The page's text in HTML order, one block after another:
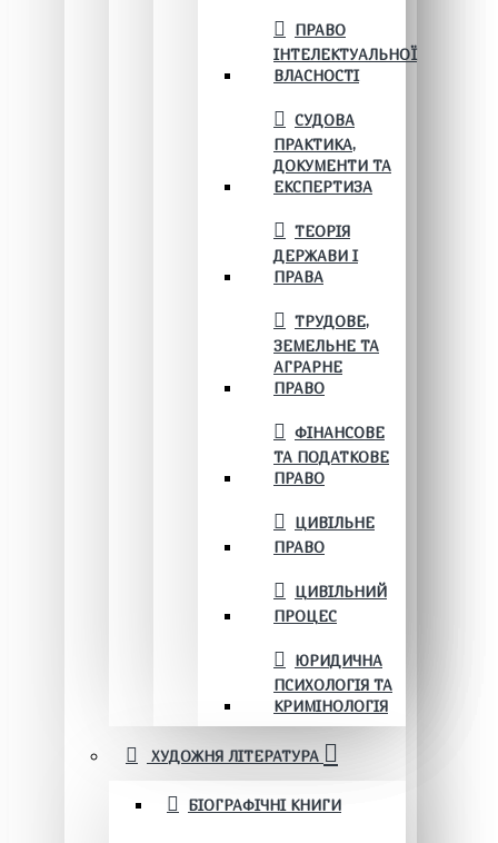
ПРАВО
ІНТЕЛЕКТУАЛЬНОЇ
ВЛАСНОСТІ
СУДОВА
ПРАКТИКА,
ДОКУМЕНТИ ТА
ЕКСПЕРТИЗА
ТЕОРІЯ
ДЕРЖАВИ І
ПРАВА
ТРУДОВЕ,
ЗЕМЕЛЬНЕ ТА
АГРАРНЕ
ПРАВО
ФІНАНСОВЕ
ТА ПОДАТКОВЕ
ПРАВО
ЦИВІЛЬНЕ
ПРАВО
ЦИВІЛЬНИЙ
ПРОЦЕС
ЮРИДИЧНА
ПСИХОЛОГІЯ ТА
КРИМІНОЛОГІЯ
ХУДОЖНЯ ЛІТЕРАТУРА
БІОГРАФІЧНІ КНИГИ